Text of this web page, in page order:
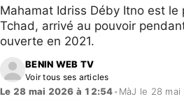
Mahamat Idriss Déby Itno est le
Tchad, arrivé au pouvoir
ouverte en 2021.
BENIN WEB TV
Voir tous ses articles
Le 28 mai 2026 à 12:54• MàJ le 28 mai